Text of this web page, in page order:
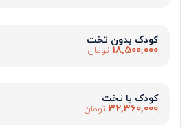
کودک بدون تخت
18,500,000 تومان
کودک با تخت
32,360,000 تومان